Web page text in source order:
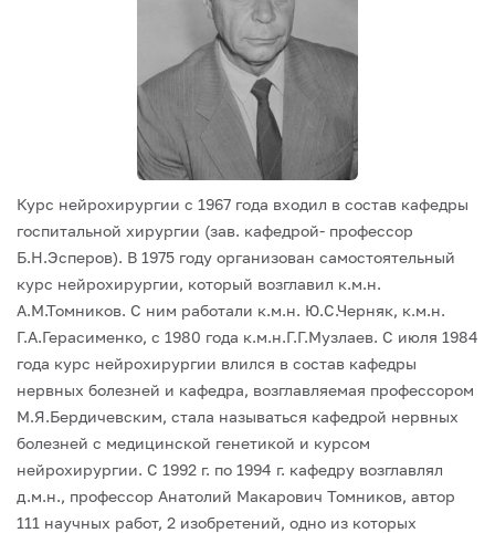
Курс нейрохирургии с 1967 года входил в состав кафедры
госпитальной хирургии (зав. кафедрой- профессор
Б.Н.Эсперов). В 1975 году организован самостоятельный
курс нейрохирургии, который возглавил к.м.н.
А.М.Томников. С ним работали к.м.н. Ю.С.Черняк, к.м.н.
Г.А.Герасименко, с 1980 года к.м.н.Г.Г.Музлаев. С июля 1984
года курс нейрохирургии влился в состав кафедры
нервных болезней и кафедра, возглавляемая профессором
М.Я.Бердичевским, стала называться кафедрой нервных
болезней с медицинской генетикой и курсом
нейрохирургии. С 1992 г. по 1994 г. кафедру возглавлял
д.м.н., профессор Анатолий Макарович Томников, автор
111 научных работ, 2 изобретений, одно из которых